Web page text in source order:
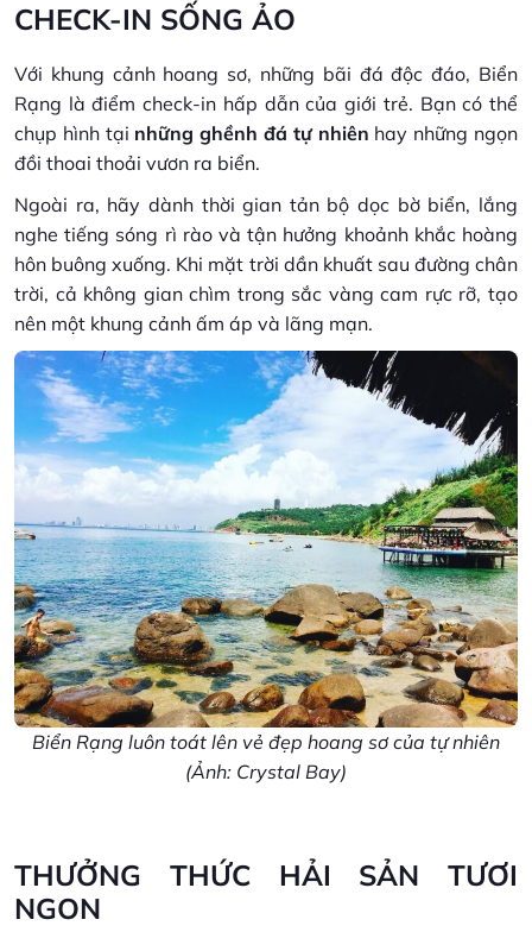
CHECK-IN SỐNG ẢO
Với khung cảnh hoang sơ, những bãi đá độc đáo, Biển
Rạng là điểm check-in hấp dẫn của giới trẻ. Bạn có thể
chụp hình tại những ghềnh đá tự nhiên hay những ngọn
đồi thoai thoải vươn ra biển.
Ngoài ra, hãy dành thời gian tản bộ dọc bờ biển, lắng
nghe tiếng sóng rì rào và tận hưởng khoảnh khắc hoàng
hôn buông xuống. Khi mặt trời dần khuất sau đường chân
trời, cả không gian chìm trong sắc vàng cam rực rỡ, tạo
nên một khung cảnh ấm áp và lãng mạn.
Biển Rạng luôn toát lên vẻ đẹp hoang sơ của tự nhiên
(Ảnh: Crystal Bay)
THƯỞNG THỨC HẢI SẢN TƯƠI
NGON